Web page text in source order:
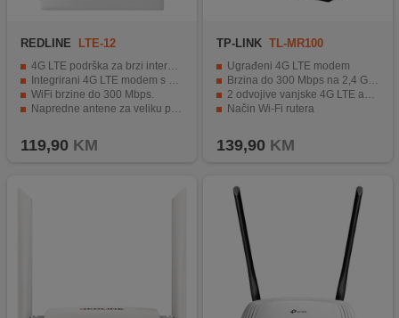
REDLINE LTE-12
4G LTE podrška za brzi internet.
Integrirani 4G LTE modem s SIM utorom.
WiFi brzine do 300 Mbps.
Napredne antene za veliku pokrivenost.
119,90 KM
TP-LINK TL-MR100
Ugrađeni 4G LTE modem
Brzina do 300 Mbps na 2,4 GHz
2 odvojive vanjske 4G LTE antene
Način Wi-Fi rutera
139,90 KM